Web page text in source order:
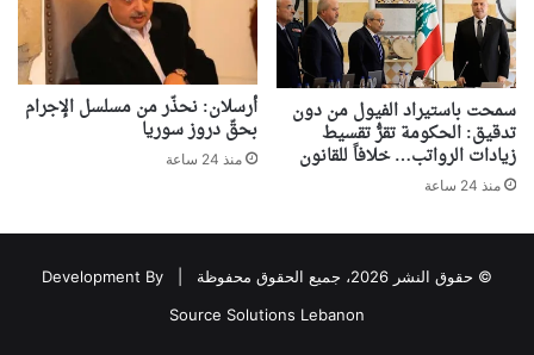
سمحت باستيراد الفيول من دون
تدقيق: الحكومة تقرُّ تقسيط
زيادات الرواتب… خلافاً للقانون
منذ 24 ساعة
أرسلان: نحذّر من مسلسل الإجرام
بحقّ دروز سوريا
منذ 24 ساعة
© حقوق النشر 2026، جميع الحقوق محفوظة |
Development By
Source Solutions Lebanon